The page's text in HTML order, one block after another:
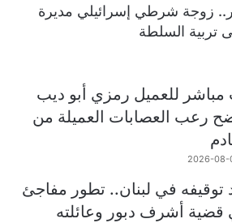
زوجة شرطي إسرائيلي مديرة
تربية السلطة
مباشر للعميل رمزي أبو ديب
رعب العصابات العميلة من
2026-08-
توقيفه في لبنان.. تطور مفاجئ
قضية أشرف دبور وعائلته